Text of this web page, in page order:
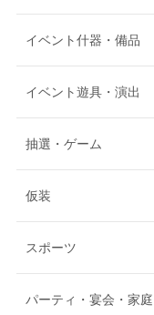
イベント什器・備品
イベント遊具・演出
抽選・ゲーム
仮装
スポーツ
パーティ・宴会・家庭